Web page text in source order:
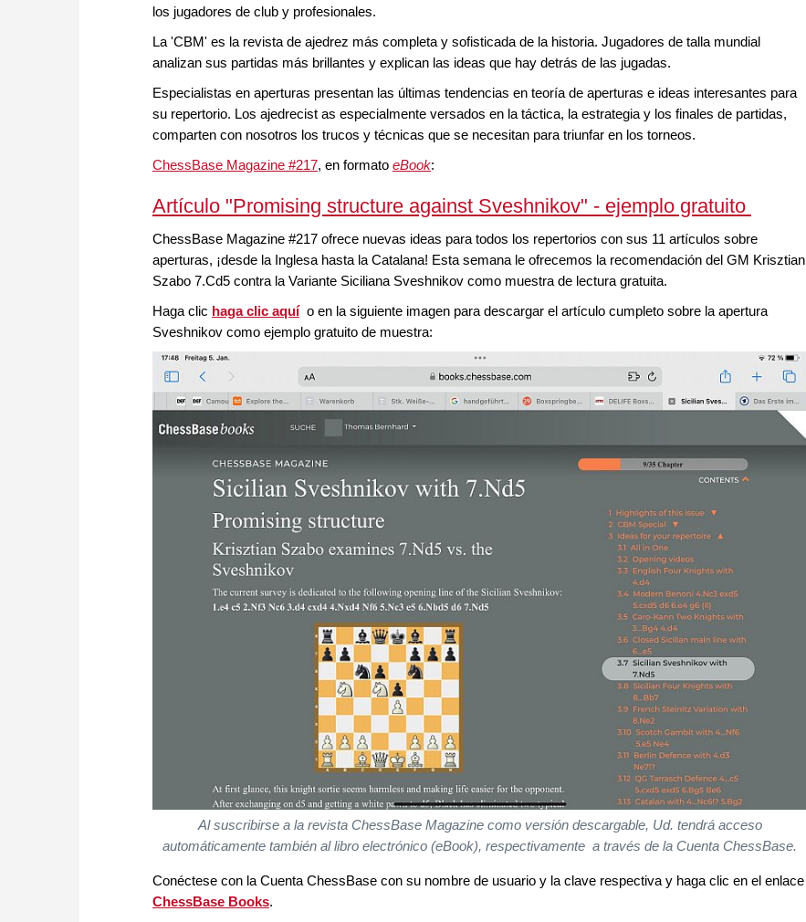
los jugadores de club y profesionales.
La 'CBM' es la revista de ajedrez más completa y sofisticada de la historia. Jugadores de talla mundial
analizan sus partidas más brillantes y explican las ideas que hay detrás de las jugadas.
Especialistas en aperturas presentan las últimas tendencias en teoría de aperturas e ideas interesantes para
su repertorio. Los ajedrecist as especialmente versados en la táctica, la estrategia y los finales de partidas,
comparten con nosotros los trucos y técnicas que se necesitan para triunfar en los torneos.
ChessBase Magazine #217, en formato eBook:
Artículo "Promising structure against Sveshnikov" - ejemplo gratuito
ChessBase Magazine #217 ofrece nuevas ideas para todos los repertorios con sus 11 artículos sobre
aperturas, ¡desde la Inglesa hasta la Catalana! Esta semana le ofrecemos la recomendación del GM Krisztian
Szabo 7.Cd5 contra la Variante Siciliana Sveshnikov como muestra de lectura gratuita.
Haga clic haga clic aquí o en la siguiente imagen para descargar el artículo cumpleto sobre la apertura
Sveshnikov como ejemplo gratuito de muestra:
Al suscribirse a la revista ChessBase Magazine como versión descargable, Ud. tendrá acceso
automáticamente también al libro electrónico (eBook), respectivamente a través de la Cuenta ChessBase.
Conéctese con la Cuenta ChessBase con su nombre de usuario y la clave respectiva y haga clic en el enlace
ChessBase Books.